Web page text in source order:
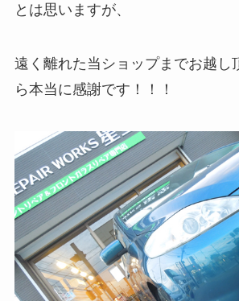
とは思いますが、
遠く離れた当ショップまでお越し
ら本当に感謝です！！！